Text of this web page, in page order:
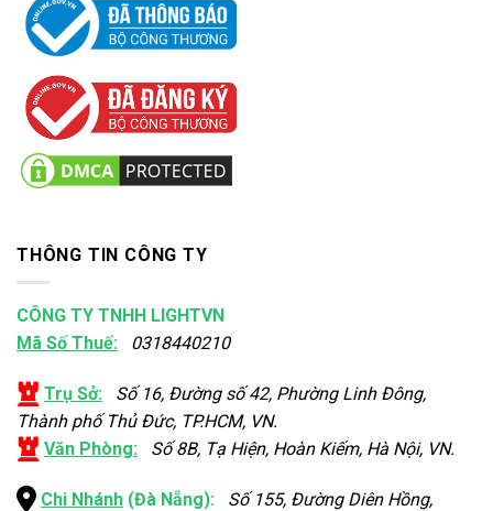
THÔNG TIN CÔNG TY
CÔNG TY TNHH LIGHTVN
Mã Số Thuế: 0318440210
Trụ Sở: Số 16, Đường số 42, Phường Linh Đông,
Thành phố Thủ Đức, TP.HCM, VN.
Văn Phòng: Số 8B, Tạ Hiện, Hoàn Kiếm, Hà Nội, VN.
Chi Nhánh (Đà Nẵng): Số 155, Đường Diên Hồng,